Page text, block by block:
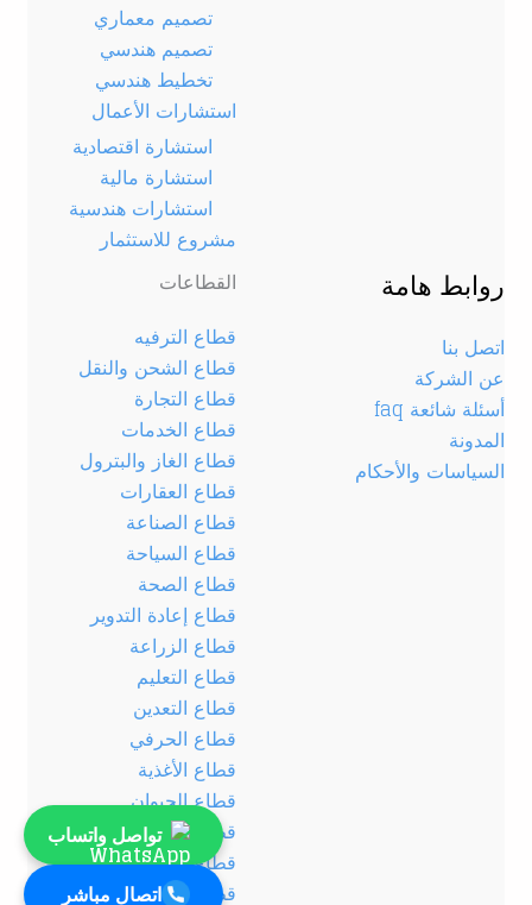
تصميم معماري
تصميم هندسي
تخطيط هندسي
استشارات الأعمال
استشارة اقتصادية
استشارة مالية
استشارات هندسية
مشروع للاستثمار
روابط هامة
اتصل بنا
عن الشركة
أسئلة شائعة faq
المدونة
السياسات والأحكام
القطاعات
قطاع الترفيه
قطاع الشحن والنقل
قطاع التجارة
قطاع الخدمات
قطاع الغاز والبترول
قطاع العقارات
قطاع الصناعة
قطاع السياحة
قطاع الصحة
قطاع إعادة التدوير
قطاع الزراعة
قطاع التعليم
قطاع التعدين
قطاع الحرفي
قطاع الأغذية
قطاع الحيوان
قطاع الصناعات الكيميائية
قطاع الطاقة
قطاع التشييد والبناء
تواصل واتساب
اتصال مباشر